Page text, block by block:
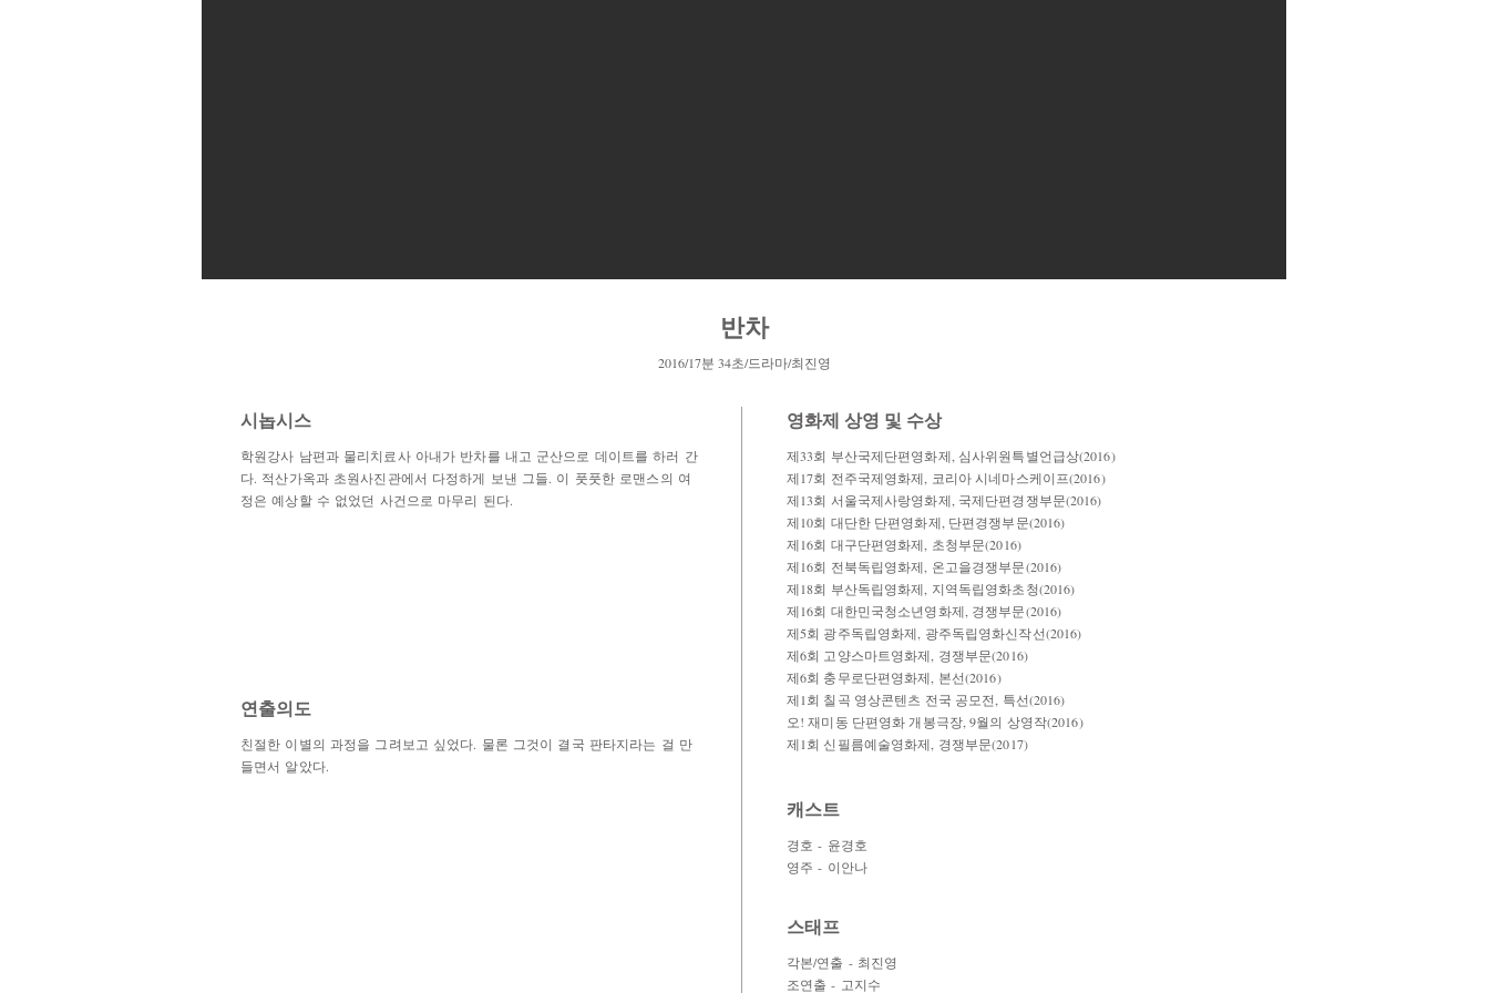
​반차
2016/17분 34초/드라마/최진영
시놉시스
학원강사 남편과 물리치료사 아내가 반차를 내고 군산으로 데이트를 하러 간
다. 적산가옥과 초원사진관에서 다정하게 보낸 그들. 이 풋풋한 로맨스의 여
정은 예상할 수 없었던 사건으로 마무리 된다.
​연출의도
친절한 이별의 과정을 그려보고 싶었다. 물론 그것이 결국 판타지라는 걸 만
들면서 알았다.
영화제 상영 및 수상
제33회 부산국제단편영화제, 심사위원특별언급상(2016)
제17회 전주국제영화제, 코리아 시네마스케이프(2016)
제13회 서울국제사랑영화제, 국제단편경쟁부문(2016)
제10회 대단한 단편영화제, 단편경쟁부문(2016)
제16회 대구단편영화제, 초청부문(2016)
제16회 전북독립영화제, 온고을경쟁부문(2016)
제18회 부산독립영화제, 지역독립영화초청(2016)
제16회 대한민국청소년영화제, 경쟁부문(2016)
제5회 광주독립영화제, 광주독립영화신작선(2016)
제6회 고양스마트영화제, 경쟁부문(2016)
제6회 충무로단편영화제, 본선(2016)
제1회 칠곡 영상콘텐츠 전국 공모전, 특선(2016)
오! 재미동 단편영화 개봉극장, 9월의 상영작(2016)
제1회 신필름예술영화제, 경쟁부문(2017)
캐스트
경호 - 윤경호
영주 - 이안나
스태프
각본/연출 - 최진영
조연출 - 고지수